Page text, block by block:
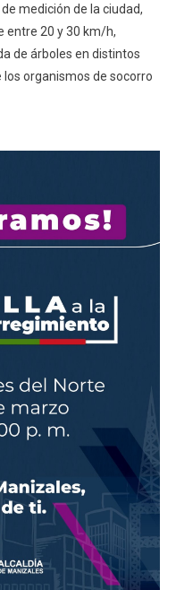
medición de la ciudad,
entre 20 y 30 km/h,
de árboles en distintos
organismos de socorro